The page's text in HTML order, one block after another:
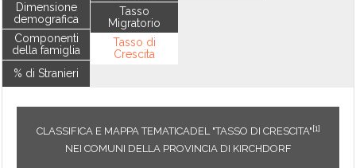
Dimensione
demografica
Componenti
della famiglia
% di Stranieri
Tasso
Migratorio
Tasso di
Crescita
CLASSIFICA E MAPPA TEMATICADEL "TASSO DI CRESCITA"[1]
NEI COMUNI DELLA PROVINCIA DI KIRCHDORF